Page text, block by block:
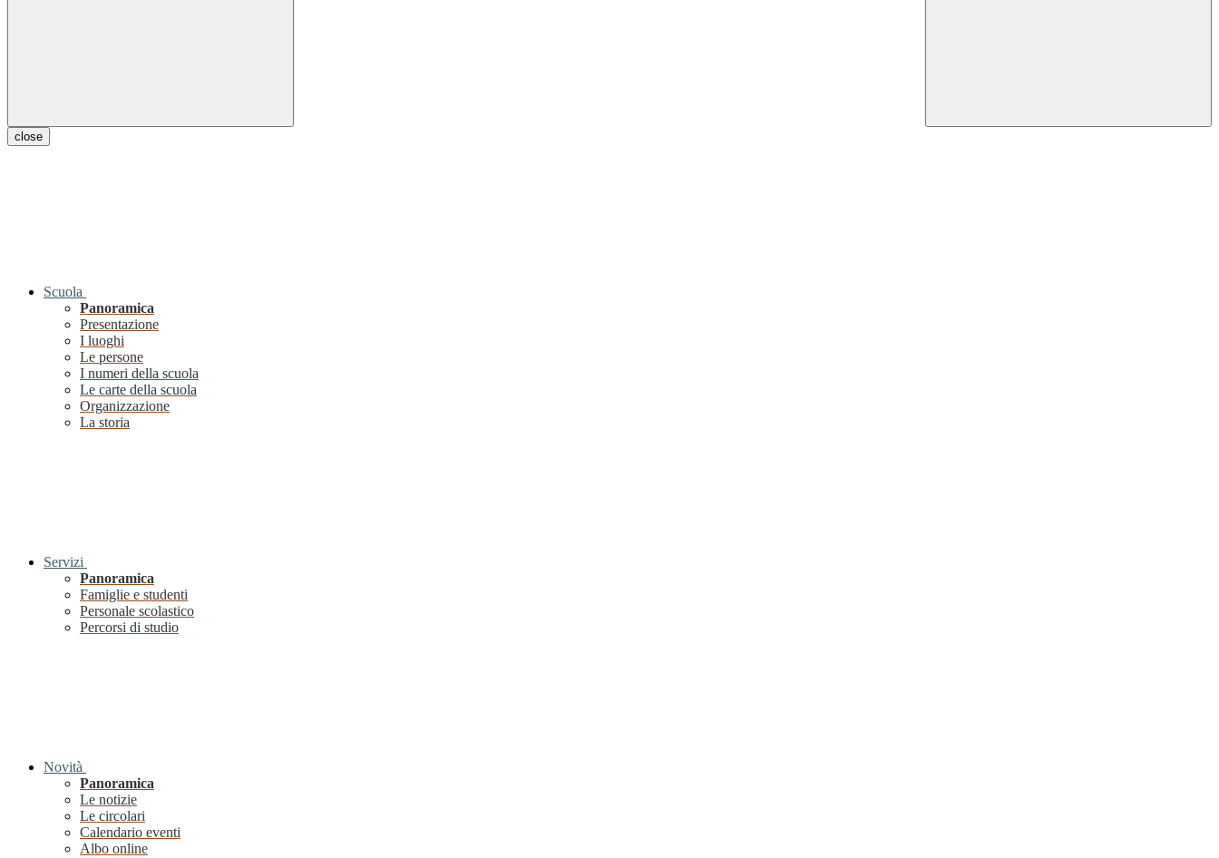
close
Scuola
Panoramica
Presentazione
I luoghi
Le persone
I numeri della scuola
Le carte della scuola
Organizzazione
La storia
Servizi
Panoramica
Famiglie e studenti
Personale scolastico
Percorsi di studio
Novità
Panoramica
Le notizie
Le circolari
Calendario eventi
Albo online